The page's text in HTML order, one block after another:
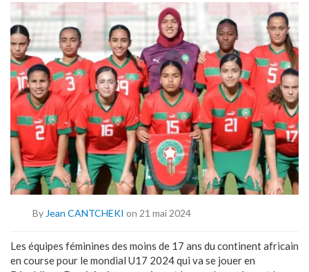
By Jean CANTCHEKI on 21 mai 2024
Les équipes féminines des moins de 17 ans du continent africain
en course pour le mondial U17 2024 qui va se jouer en